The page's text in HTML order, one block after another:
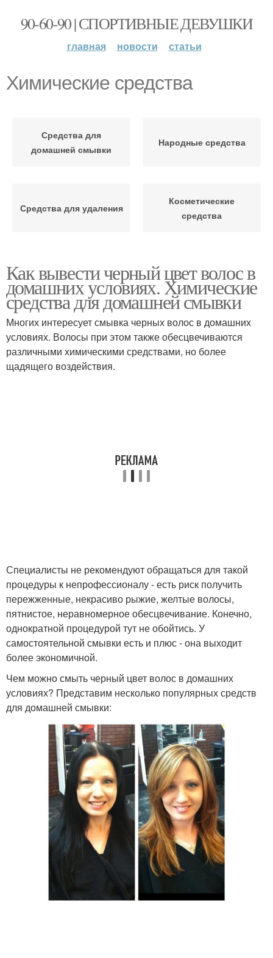
90-60-90 | СПОРТИВНЫЕ ДЕВУШКИ
главная новости статьи
Химические средства
Средства для
домашней смывки
Народные средства
Средства для удаления
Косметические
средства
Как вывести черный цвет волос в
домашних условиях. Химические
средства для домашней смывки
Многих интересует смывка черных волос в домашних
условиях. Волосы при этом также обесцвечиваются
различными химическими средствами, но более
щадящего воздействия.
Специалисты не рекомендуют обращаться для такой
процедуры к непрофессионалу - есть риск получить
пережженные, некрасиво рыжие, желтые волосы,
пятнистое, неравномерное обесцвечивание. Конечно,
однократной процедурой тут не обойтись. У
самостоятельной смывки есть и плюс - она выходит
более экономичной.
Чем можно смыть черный цвет волос в домашних
условиях? Представим несколько популярных средств
для домашней смывки: